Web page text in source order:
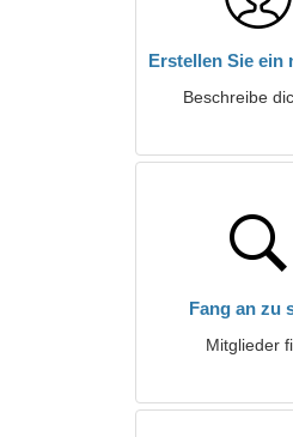
Erstellen Sie ein
Beschreibe
Fang an zu
Mitglieder